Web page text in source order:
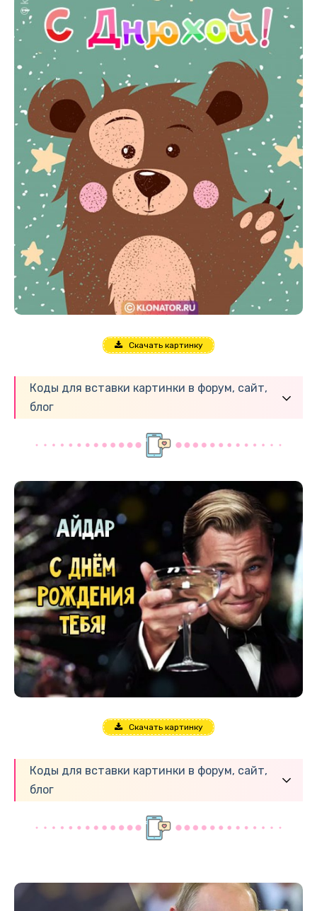
Скачать картинку
Коды для вставки картинки в форум, сайт,
блог
Скачать картинку
Коды для вставки картинки в форум, сайт,
блог